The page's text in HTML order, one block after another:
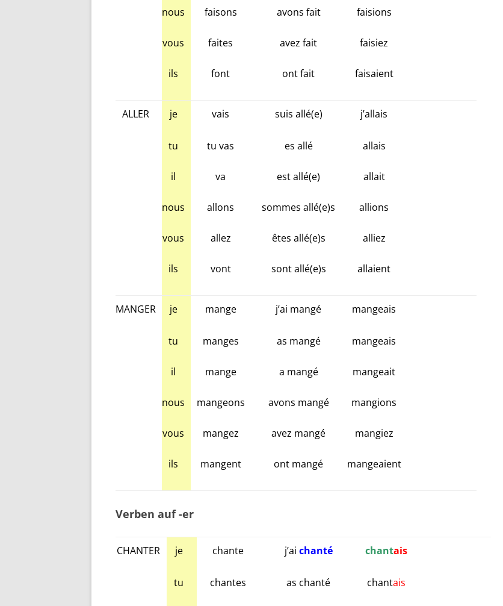
nous
vous
ils
faisons
faites
font
avons fait
avez fait
ont fait
faisions
faisiez
faisaient
ALLER je
tu
il
nous
vous
ils
vais
tu vas
va
allons
allez
vont
suis allé(e)
es allé
est allé(e)
sommes allé(e)s
êtes allé(e)s
sont allé(e)s
j’allais
allais
allait
allions
alliez
allaient
MANGER je
tu
il
nous
vous
ils
mange
manges
mange
mangeons
mangez
mangent
j’ai mangé
as mangé
a mangé
avons mangé
avez mangé
ont mangé
mangeais
mangeais
mangeait
mangions
mangiez
mangeaient
Verben auf -er
CHANTER je
tu
chante
chantes
j’ai chanté
as chanté
chantais
chantais